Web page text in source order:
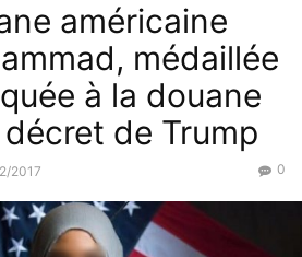
américaine
médaillée
à la douane
de Trump
2017 0